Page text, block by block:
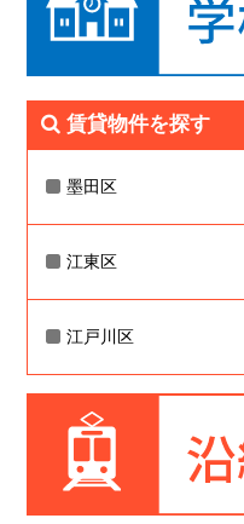
賃貸物件を探す
墨田区
江東区
江戸川区